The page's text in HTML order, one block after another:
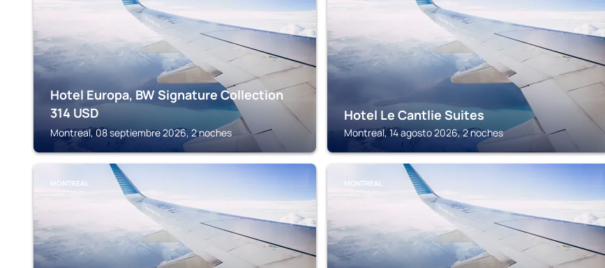
Hotel Europa, BW Signature Collection
314 USD
Montreal, 08 septiembre 2026, 2 noches
Hotel Le Cantlie Suites
Montreal, 14 agosto 2026, 2 noches
MONTREAL MONTREAL